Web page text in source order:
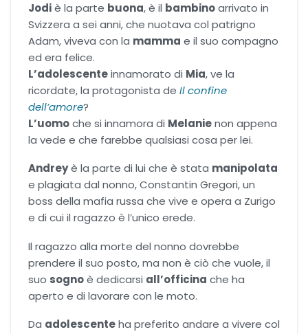
Jodiè la parte buona, è il bambinoarrivato in
Svizzera a sei anni, che nuotava col patrigno
Adam, viveva con la mamma e il suo compagno
ed era felice.
L’adolescenteinnamorato di Mia, ve la
ricordate, la protagonista de Il confine
dell’amore?
L’uomoche si innamora di Melanienon appena
la vede e che farebbe qualsiasi cosa per lei.
Andreyè la parte di lui che è stata manipolata
e plagiata dal nonno, Constantin Gregori, un
boss della mafia russa che vive e opera a Zurigo
e di cui il ragazzo è l’unico erede.
Il ragazzo alla morte del nonno dovrebbe
prendere il suo posto, ma non è ciò che vuole, il
suo sognoè dedicarsi all’officina che ha
aperto e di lavorare con le moto.
Da adolescenteha preferito andare a vivere col